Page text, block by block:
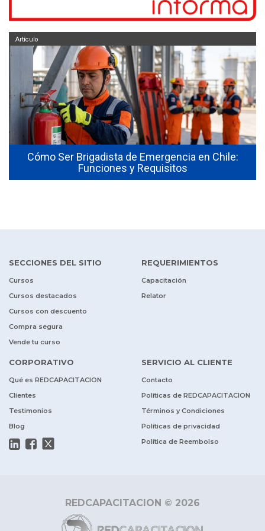
Cómo Ser Brigadista de Emergencia en Chile:
Funciones y Requisitos
Artículo
SECCIONES DEL SITIO
Cursos
Cursos destacados
Cursos con descuento
Compra segura
Vende tu curso
REQUERIMIENTOS
Capacitación
Relator
CORPORATIVO
Qué es REDCAPACITACION
Clientes
Testimonios
Blog
SERVICIO AL CLIENTE
Contacto
Políticas de REDCAPACITACION
Términos y Condiciones
Políticas de privacidad
Política de Reembolso
REDCAPACITACION © 2026